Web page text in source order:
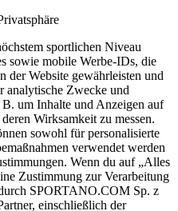
sportlichen Niveau
sowie mobile Werbe-IDs, die
der Website gewährleisten und
analytische Zwecke und
um Inhalte und Anzeigen auf
Wirksamkeit zu messen.
sowohl für personalisierte
verwendet werden
Wenn du auf „Alles
Zustimmung zur Verarbeitung
SPORTANO.COM Sp. z
einschließlich der